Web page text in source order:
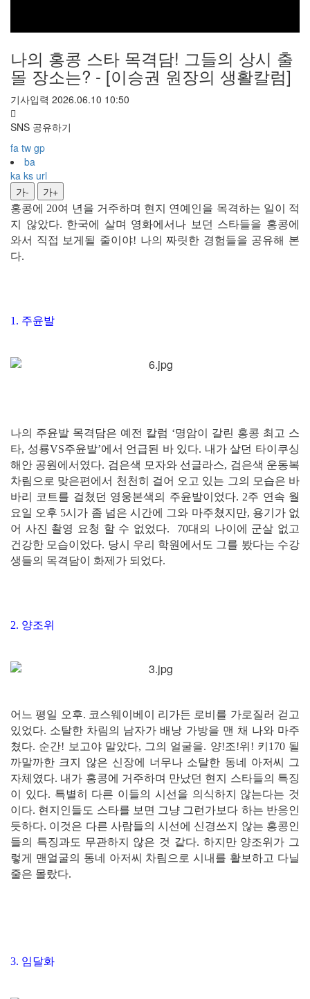
나의 홍콩 스타 목격담! 그들의 상시 출
몰 장소는? - [이승권 원장의 생활칼럼]
기사입력 2026.06.10 10:50
SNS 공유하기
fa tw gp
ba
ka ks url
가-
가+
홍콩에 20여 년을 거주하며 현지 연예인을 목격하는 일이 적
지 않았다. 한국에 살며 영화에서나 보던 스타들을 홍콩에
와서 직접 보게될 줄이야! 나의 짜릿한 경험들을 공유해 본
다.
1. 주윤발
나의 주윤발 목격담은 예전 칼럼 ‘명암이 갈린 홍콩 최고 스
타, 성룡VS주윤발’에서 언급된 바 있다. 내가 살던 타이쿠싱
해안 공원에서였다. 검은색 모자와 선글라스, 검은색 운동복
차림으로 맞은편에서 천천히 걸어 오고 있는 그의 모습은 바
바리 코트를 걸쳤던 영웅본색의 주윤발이었다. 2주 연속 월
요일 오후 5시가 좀 넘은 시간에 그와 마주쳤지만, 용기가 없
어 사진 촬영 요청 할 수 없었다. 70대의 나이에 군살 없고
건강한 모습이었다. 당시 우리 학원에서도 그를 봤다는 수강
생들의 목격담이 화제가 되었다.
2. 양조위
어느 평일 오후. 코스웨이베이 리가든 로비를 가로질러 걷고
있었다. 소탈한 차림의 남자가 배낭 가방을 맨 채 나와 마주
쳤다. 순간! 보고야 말았다, 그의 얼굴을. 양!조!위! 키170 될
까말까한 크지 않은 신장에 너무나 소탈한 동네 아저씨 그
자체였다. 내가 홍콩에 거주하며 만났던 현지 스타들의 특징
이 있다. 특별히 다른 이들의 시선을 의식하지 않는다는 것
이다. 현지인들도 스타를 보면 그냥 그런가보다 하는 반응인
듯하다. 이것은 다른 사람들의 시선에 신경쓰지 않는 홍콩인
들의 특징과도 무관하지 않은 것 같다. 하지만 양조위가 그
렇게 맨얼굴의 동네 아저씨 차림으로 시내를 활보하고 다닐
줄은 몰랐다.
3. 임달화